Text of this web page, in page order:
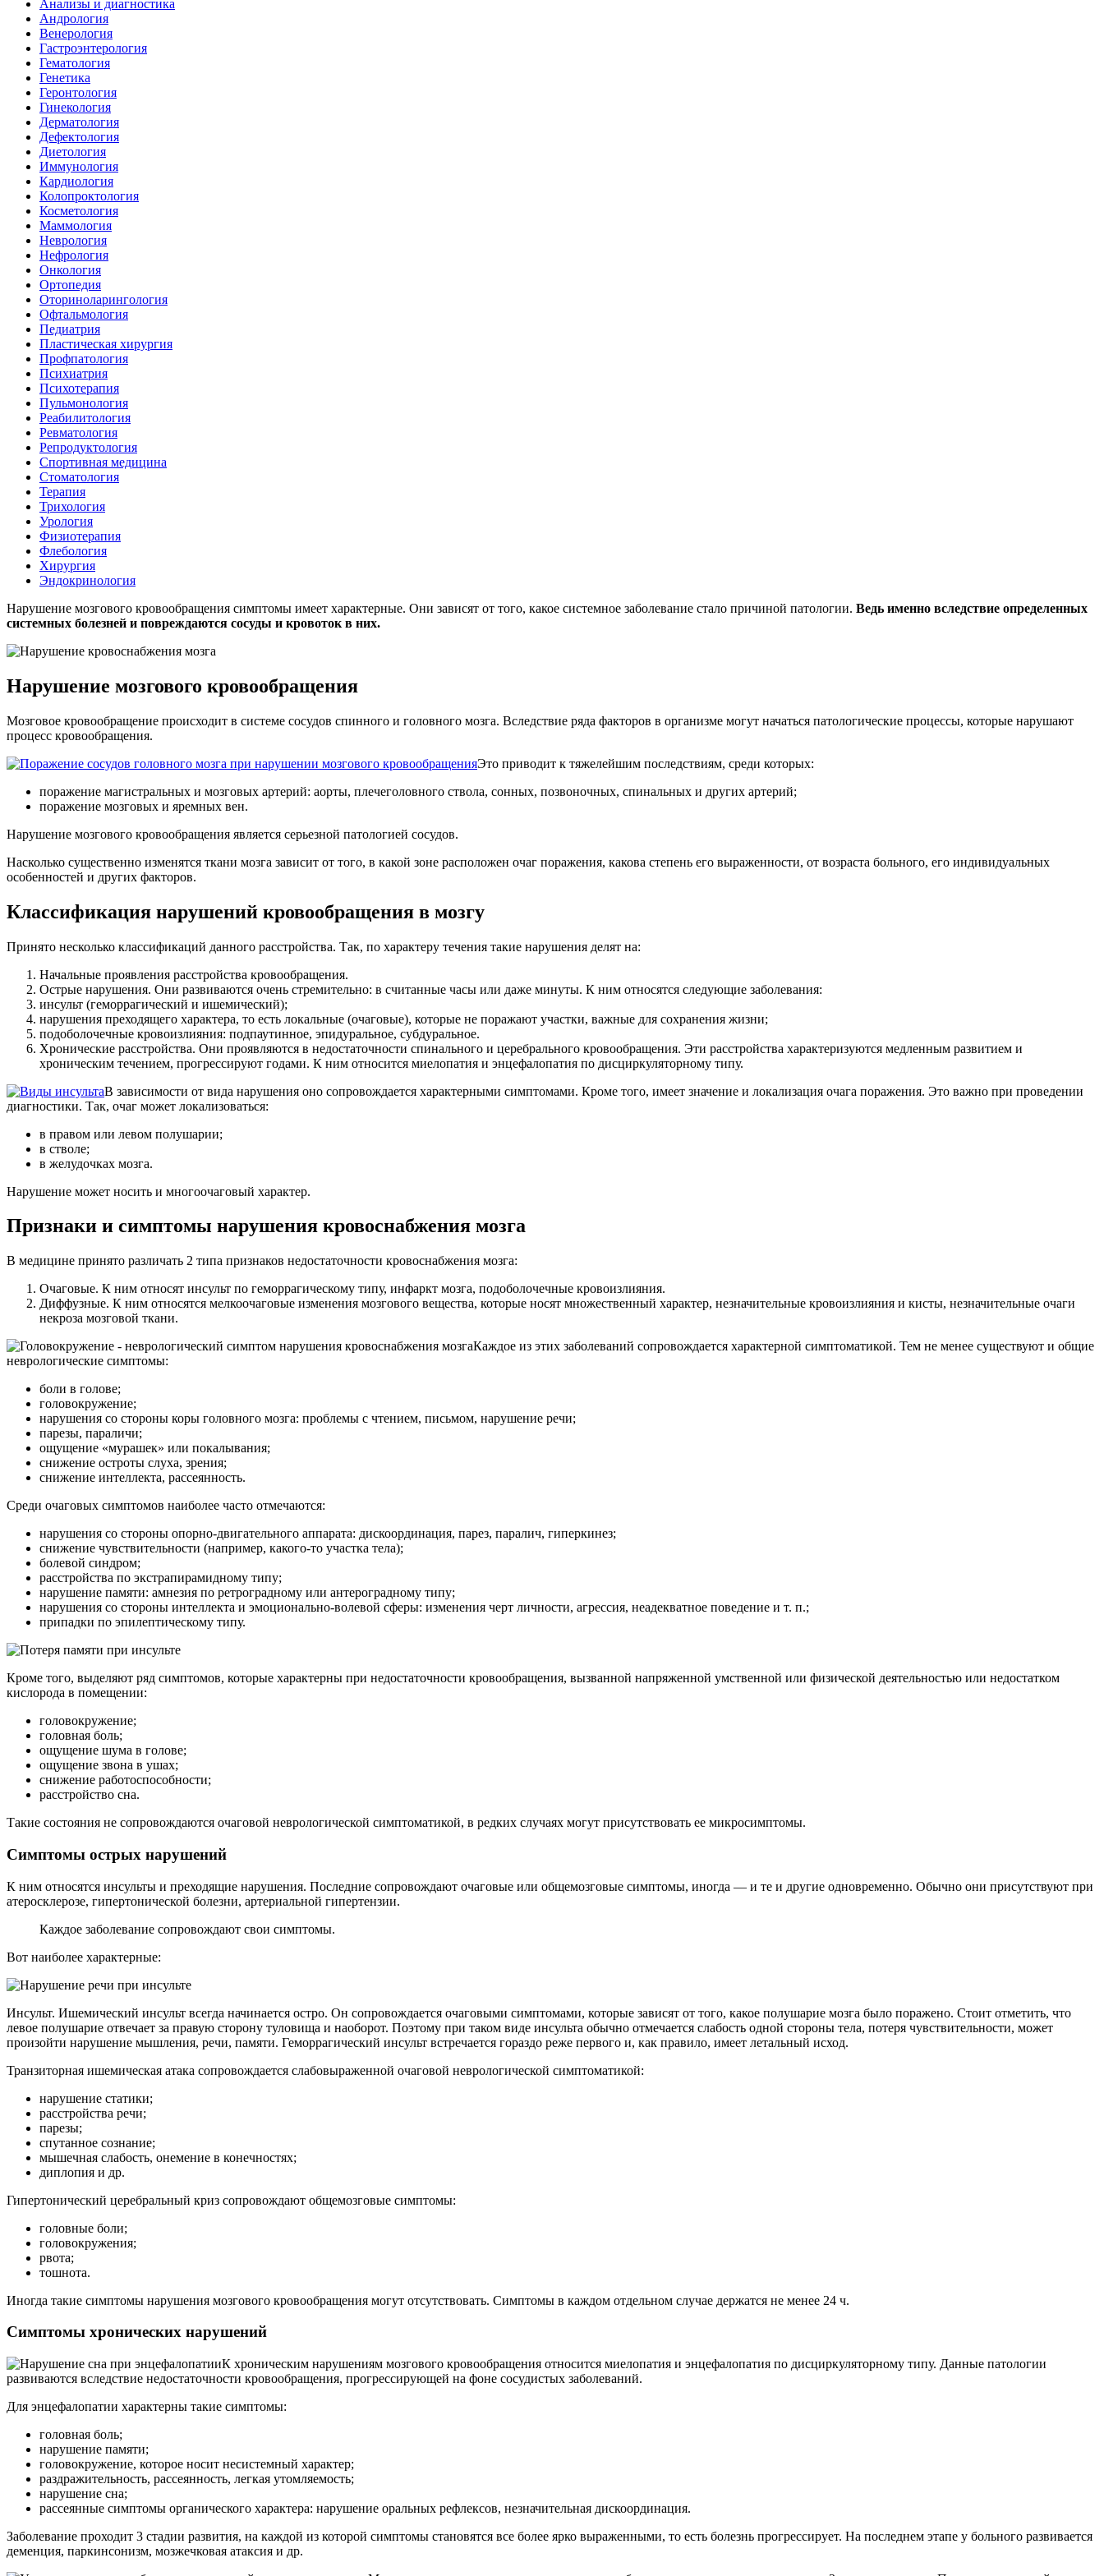
Анализы и диагностика
Андрология
Венерология
Гастроэнтерология
Гематология
Генетика
Геронтология
Гинекология
Дерматология
Дефектология
Диетология
Иммунология
Кардиология
Колопроктология
Косметология
Маммология
Неврология
Нефрология
Онкология
Ортопедия
Оториноларингология
Офтальмология
Педиатрия
Пластическая хирургия
Профпатология
Психиатрия
Психотерапия
Пульмонология
Реабилитология
Ревматология
Репродуктология
Спортивная медицина
Стоматология
Терапия
Трихология
Урология
Физиотерапия
Флебология
Хирургия
Эндокринология
Нарушение мозгового кровообращения симптомы имеет характерные. Они зависят от того, какое системное заболевание стало причиной патологии. Ведь именно вследствие определенных
системных болезней и повреждаются сосуды и кровоток в них.
Нарушение мозгового кровообращения
Мозговое кровообращение происходит в системе сосудов спинного и головного мозга. Вследствие ряда факторов в организме могут начаться патологические процессы, которые нарушают
процесс кровообращения.
Это приводит к тяжелейшим последствиям, среди которых:
поражение магистральных и мозговых артерий: аорты, плечеголовного ствола, сонных, позвоночных, спинальных и других артерий;
поражение мозговых и яремных вен.
Нарушение мозгового кровообращения является серьезной патологией сосудов.
Насколько существенно изменятся ткани мозга зависит от того, в какой зоне расположен очаг поражения, какова степень его выраженности, от возраста больного, его индивидуальных
особенностей и других факторов.
Классификация нарушений кровообращения в мозгу
Принято несколько классификаций данного расстройства. Так, по характеру течения такие нарушения делят на:
Начальные проявления расстройства кровообращения.
Острые нарушения. Они развиваются очень стремительно: в считанные часы или даже минуты. К ним относятся следующие заболевания:
инсульт (геморрагический и ишемический);
нарушения преходящего характера, то есть локальные (очаговые), которые не поражают участки, важные для сохранения жизни;
подоболочечные кровоизлияния: подпаутинное, эпидуральное, субдуральное.
Хронические расстройства. Они проявляются в недостаточности спинального и церебрального кровообращения. Эти расстройства характеризуются медленным развитием и
хроническим течением, прогрессируют годами. К ним относится миелопатия и энцефалопатия по дисциркуляторному типу.
В зависимости от вида нарушения оно сопровождается характерными симптомами. Кроме того, имеет значение и локализация очага поражения. Это важно при проведении
диагностики. Так, очаг может локализоваться:
в правом или левом полушарии;
в стволе;
в желудочках мозга.
Нарушение может носить и многоочаговый характер.
Признаки и симптомы нарушения кровоснабжения мозга
В медицине принято различать 2 типа признаков недостаточности кровоснабжения мозга:
Очаговые. К ним относят инсульт по геморрагическому типу, инфаркт мозга, подоболочечные кровоизлияния.
Диффузные. К ним относятся мелкоочаговые изменения мозгового вещества, которые носят множественный характер, незначительные кровоизлияния и кисты, незначительные очаги
некроза мозговой ткани.
Каждое из этих заболеваний сопровождается характерной симптоматикой. Тем не менее существуют и общие
неврологические симптомы:
боли в голове;
головокружение;
нарушения со стороны коры головного мозга: проблемы с чтением, письмом, нарушение речи;
парезы, параличи;
ощущение «мурашек» или покалывания;
снижение остроты слуха, зрения;
снижение интеллекта, рассеянность.
Среди очаговых симптомов наиболее часто отмечаются:
нарушения со стороны опорно-двигательного аппарата: дискоординация, парез, паралич, гиперкинез;
снижение чувствительности (например, какого-то участка тела);
болевой синдром;
расстройства по экстрапирамидному типу;
нарушение памяти: амнезия по ретроградному или антероградному типу;
нарушения со стороны интеллекта и эмоционально-волевой сферы: изменения черт личности, агрессия, неадекватное поведение и т. п.;
припадки по эпилептическому типу.
Кроме того, выделяют ряд симптомов, которые характерны при недостаточности кровообращения, вызванной напряженной умственной или физической деятельностью или недостатком
кислорода в помещении:
головокружение;
головная боль;
ощущение шума в голове;
ощущение звона в ушах;
снижение работоспособности;
расстройство сна.
Такие состояния не сопровождаются очаговой неврологической симптоматикой, в редких случаях могут присутствовать ее микросимптомы.
Симптомы острых нарушений
К ним относятся инсульты и преходящие нарушения. Последние сопровождают очаговые или общемозговые симптомы, иногда — и те и другие одновременно. Обычно они присутствуют при
атеросклерозе, гипертонической болезни, артериальной гипертензии.
Каждое заболевание сопровождают свои симптомы.
Вот наиболее характерные:
Инсульт. Ишемический инсульт всегда начинается остро. Он сопровождается очаговыми симптомами, которые зависят от того, какое полушарие мозга было поражено. Стоит отметить, что
левое полушарие отвечает за правую сторону туловища и наоборот. Поэтому при таком виде инсульта обычно отмечается слабость одной стороны тела, потеря чувствительности, может
произойти нарушение мышления, речи, памяти. Геморрагический инсульт встречается гораздо реже первого и, как правило, имеет летальный исход.
Транзиторная ишемическая атака сопровождается слабовыраженной очаговой неврологической симптоматикой:
нарушение статики;
расстройства речи;
парезы;
спутанное сознание;
мышечная слабость, онемение в конечностях;
диплопия и др.
Гипертонический церебральный криз сопровождают общемозговые симптомы:
головные боли;
головокружения;
рвота;
тошнота.
Иногда такие симптомы нарушения мозгового кровообращения могут отсутствовать. Симптомы в каждом отдельном случае держатся не менее 24 ч.
Симптомы хронических нарушений
К хроническим нарушениям мозгового кровообращения относится миелопатия и энцефалопатия по дисциркуляторному типу. Данные патологии
развиваются вследствие недостаточности кровообращения, прогрессирующей на фоне сосудистых заболеваний.
Для энцефалопатии характерны такие симптомы:
головная боль;
нарушение памяти;
головокружение, которое носит несистемный характер;
раздражительность, рассеянность, легкая утомляемость;
нарушение сна;
рассеянные симптомы органического характера: нарушение оральных рефлексов, незначительная дискоординация.
Заболевание проходит 3 стадии развития, на каждой из которой симптомы становятся все более ярко выраженными, то есть болезнь прогрессирует. На последнем этапе у больного развивается
деменция, паркинсонизм, мозжечковая атаксия и др.